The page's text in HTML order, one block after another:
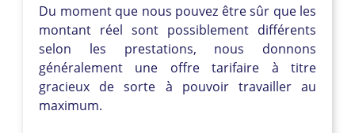
Du moment que nous pouvez être sûr que les
montant réel sont possiblement différents
selon les prestations, nous donnons
généralement une offre tarifaire à titre
gracieux de sorte à pouvoir travailler au
maximum.